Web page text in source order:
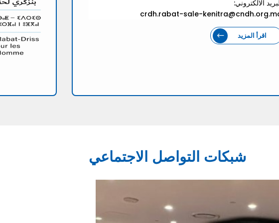
الالكتروني:
crdh.rabat-sale-
اقرأ المزيد
شبكات التواصل الاجتماعي